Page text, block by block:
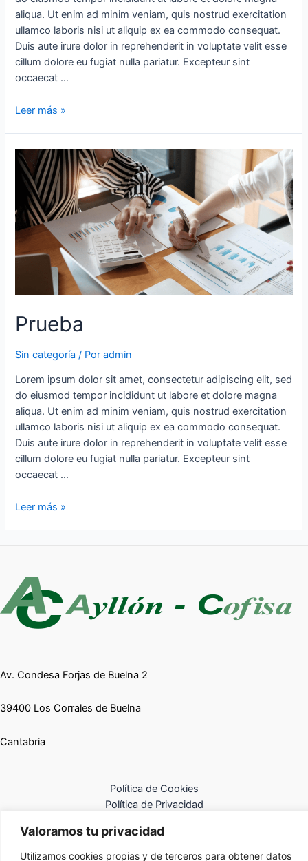
Valoramos tu privacidad
Utilizamos cookies propias y de terceros para obtener datos
aliqua. Ut enim ad minim veniam, quis nostrud exercitation
ullamco laboris nisi ut aliquip ex ea commodo consequat.
Duis aute irure dolor in reprehenderit in voluptate velit esse
cillum dolore eu fugiat nulla pariatur. Excepteur sint
occaecat …
Leer más »
Prueba
Sin categoría / Poradmin
Lorem ipsum dolor sit amet, consectetur adipiscing elit, sed
do eiusmod tempor incididunt ut labore et dolore magna
aliqua. Ut enim ad minim veniam, quis nostrud exercitation
ullamco laboris nisi ut aliquip ex ea commodo consequat.
Duis aute irure dolor in reprehenderit in voluptate velit esse
cillum dolore eu fugiat nulla pariatur. Excepteur sint
occaecat …
Leer más »
Av. Condesa Forjas de Buelna 2
39400 Los Corrales de Buelna
Cantabria
Política de Cookies
Política de Privacidad